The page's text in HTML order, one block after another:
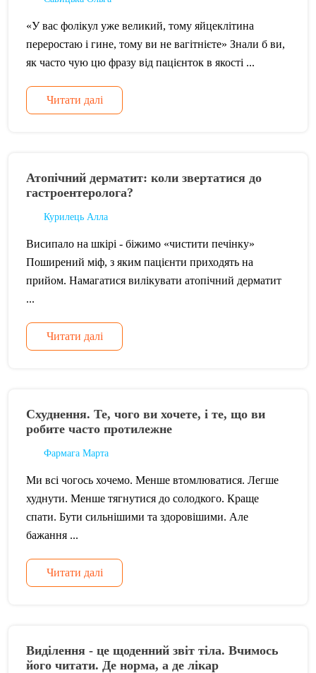
«У вас фолікул уже великий, тому яйцеклітина
переростаю і гине, тому ви не вагітнієте» Знали б ви,
як часто чую цю фразу від пацієнток в якості ...
Читати далі
Атопічний дерматит: коли звертатися до
гастроентеролога?
Курилець Алла
Висипало на шкірі - біжимо «чистити печінку»
Поширений міф, з яким пацієнти приходять на
прийом. Намагатися вилікувати атопічний дерматит
...
Читати далі
Схуднення. Те, чого ви хочете, і те, що ви
робите часто протилежне
Фармага Марта
Ми всі чогось хочемо. Менше втомлюватися. Легше
худнути. Менше тягнутися до солодкого. Краще
спати. Бути сильнішими та здоровішими. Але
бажання ...
Читати далі
Виділення - це щоденний звіт тіла. Вчимось
його читати. Де норма, а де лікар